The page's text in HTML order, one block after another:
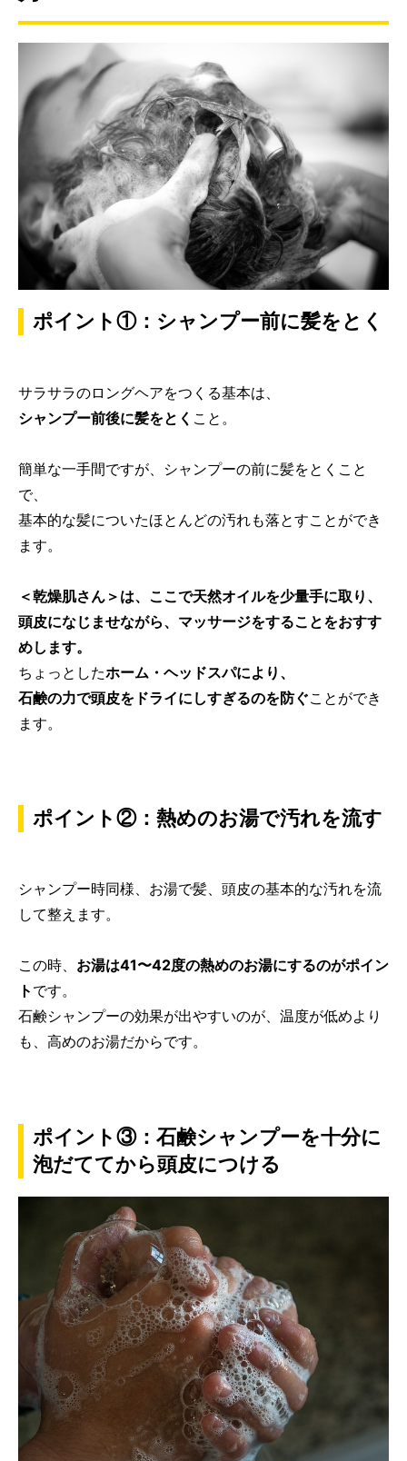
ポイント①：シャンプー前に髪をとく
サラサラのロングヘアをつくる基本は、
シャンプー前後に髪をとく こと。
簡単な一手間ですが、シャンプーの前に髪をとくこと
で、
基本的な髪についたほとんどの汚れも落とすことができ
ます。
＜乾燥肌さん＞は、ここで天然オイルを少量手に取り、
頭皮になじませながら、マッサージをすることをおすす
めします。
ちょっとしたホーム・ヘッドスパにより、
石鹸の力で頭皮をドライにしすぎるのを防ぐことができ
ます。
ポイント②：熱めのお湯で汚れを流す
シャンプー時同様、お湯で髪、頭皮の基本的な汚れを流
して整えます。
この時、 お湯は41〜42度の熱めのお湯にするのがポイン
ト です。
石鹸シャンプーの効果が出やすいのが、温度が低めより
も、高めのお湯だからです。
ポイント③：石鹸シャンプーを十分に
泡だててから頭皮につける